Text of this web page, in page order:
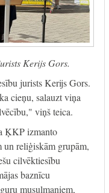
Kerijs Gors.
jurists Kerijs Gors.
cieņu, salauzt viņa
viņš teica.
ĶKP izmanto
un reliģiskām grupām,
cilvēktiesību
baznīcu
musulmaņiem,